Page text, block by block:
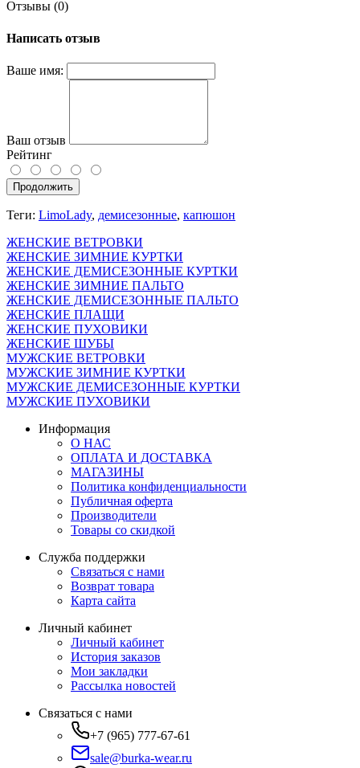
Отзывы (0)
Написать отзыв
Ваше имя:
Ваш отзыв
Рейтинг
Продолжить
Теги: LimoLady, демисезонные, капюшон
ЖЕНСКИЕ ВЕТРОВКИ
ЖЕНСКИЕ ЗИМНИЕ КУРТКИ
ЖЕНСКИЕ ДЕМИСЕЗОННЫЕ КУРТКИ
ЖЕНСКИЕ ЗИМНИЕ ПАЛЬТО
ЖЕНСКИЕ ДЕМИСЕЗОННЫЕ ПАЛЬТО
ЖЕНСКИЕ ПЛАЩИ
ЖЕНСКИЕ ПУХОВИКИ
ЖЕНСКИЕ ШУБЫ
МУЖСКИЕ ВЕТРОВКИ
МУЖСКИЕ ЗИМНИЕ КУРТКИ
МУЖСКИЕ ДЕМИСЕЗОННЫЕ КУРТКИ
МУЖСКИЕ ПУХОВИКИ
Информация
О НАС
ОПЛАТА И ДОСТАВКА
МАГАЗИНЫ
Политика конфиденциальности
Публичная оферта
Производители
Товары со скидкой
Служба поддержки
Связаться с нами
Возврат товара
Карта сайта
Личный кабинет
Личный кабинет
История заказов
Мои закладки
Рассылка новостей
Связаться с нами
+7 (965) 777-67-61
sale@burka-wear.ru